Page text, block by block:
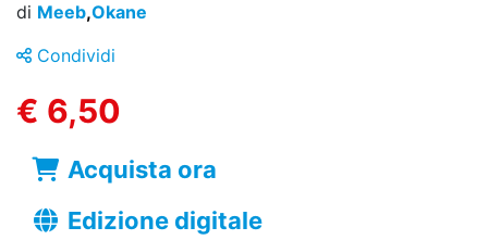
di Meeb,Okane
Condividi
€ 6,50
Acquista ora
Edizione digitale